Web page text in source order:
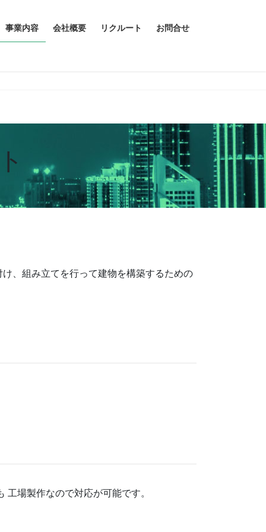
事業内容 会社概要 リクルート お問合せ
、組み立てを行って建物を構築するための
場製作なので対応が可能です。